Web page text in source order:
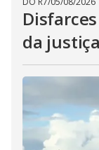
da justiça